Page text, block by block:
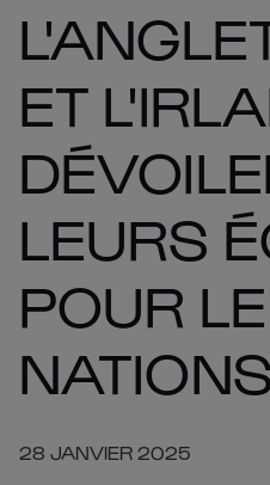
ET
LEURS
POUR
28 JANVIER 2025